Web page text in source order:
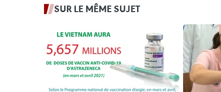
SUR LE MÊME SUJET